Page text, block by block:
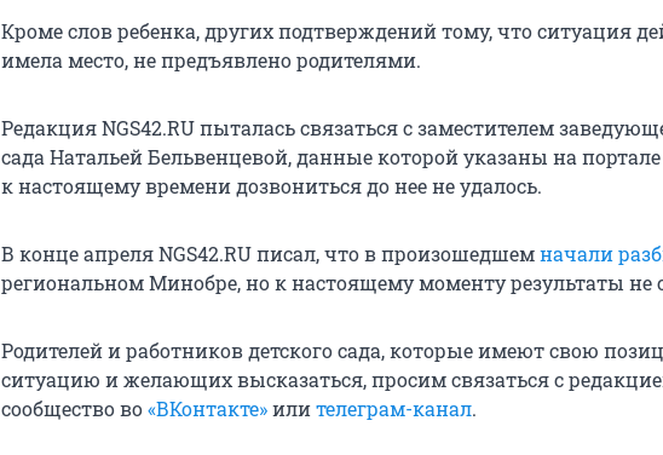
Кроме слов ребенка, других подтверждений тому, что ситуация
имела место, не предъявлено родителями.
Редакция NGS42.RU пыталась связаться с заместителем
сада Натальей Бельвенцевой, данные которой указаны на
к настоящему времени дозвониться до нее не удалось.
В конце апреля NGS42.RU писал, что в произошедшемначали
региональном Минобре, но к настоящему моменту результаты не
Родителей и работников детского сада, которые имеют свою
ситуацию и желающих высказаться, просим связаться с
сообщество во«ВКонтакте»илителеграм-канал.